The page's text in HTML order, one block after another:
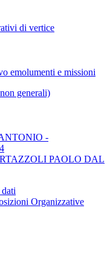
di vertice
emolumenti e missioni
generali)
-
PAOLO DAL
Organizzative